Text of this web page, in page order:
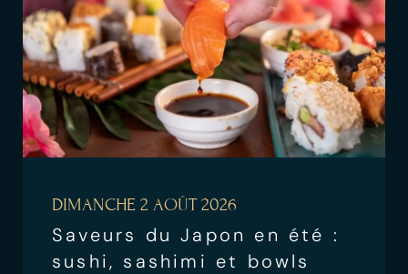
DIMANCHE 2 AOÛT 2026
Saveurs du Japon en été :
sushi, sashimi et bowls